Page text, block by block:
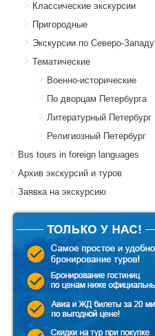
Классические экскурсии
Пригородные
Экскурсии по Северо-Западу
Тематические
Военно-исторические
По дворцам Петербурга
Литературный Петербург
Религиозный Петербург
Bus tours in foreign languages
Архив экскурсий и туров
Заявка на экскурсию